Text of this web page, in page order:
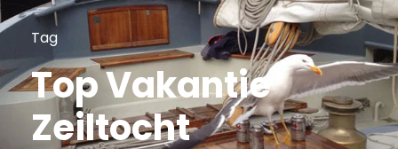
Tag
Top Vakantie
Zeiltocht